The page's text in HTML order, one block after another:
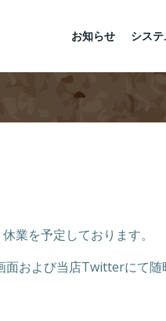
お知らせ シス
業を予定しております。
および当店Twitterにて随